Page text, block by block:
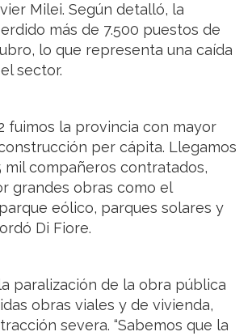
Milei. Según detalló, la
más de 7.500 puestos de
lo que representa una caída
sector.
fuimos la provincia con mayor
per cápita. Llegamos
mil compañeros contratados,
grandes obras como el
eólico, parques solares y
Di Fiore.
paralización de la obra pública
obras viales y de vivienda,
severa. “Sabemos que la